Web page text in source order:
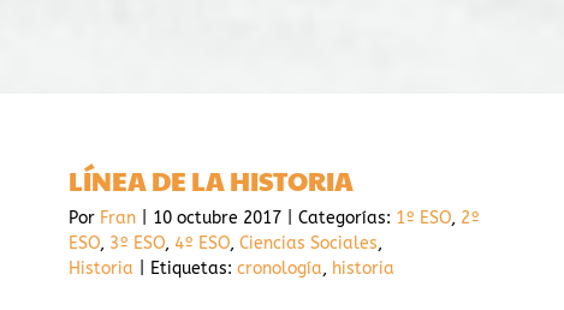
LÍNEA DE LA HISTORIA
Por Fran 10 octubre 2017 Categorías: 1º ESO, 2º
ESO, 3º ESO, 4º ESO, Ciencias Sociales,
Historia
Etiquetas: cronología, historia